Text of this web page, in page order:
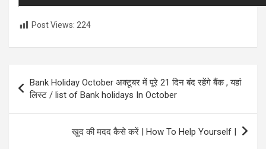
Post Views: 224
navigation
Bank Holiday October अक्टूबर में पूरे 21 दिन बंद रहेंगे बैंक , यहां
लिस्ट / list of Bank holidays In October
खुद की मदद कैसे करें | How To Help Yourself |